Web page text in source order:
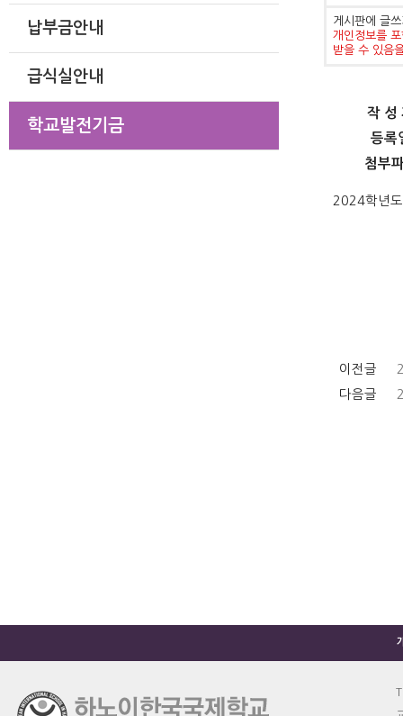
납부금안내
급식실안내
학교발전기금
게시판에 글
개인정보를
받을 수 있음
작 성
등록
첨부
2024학년
이전글
다음글